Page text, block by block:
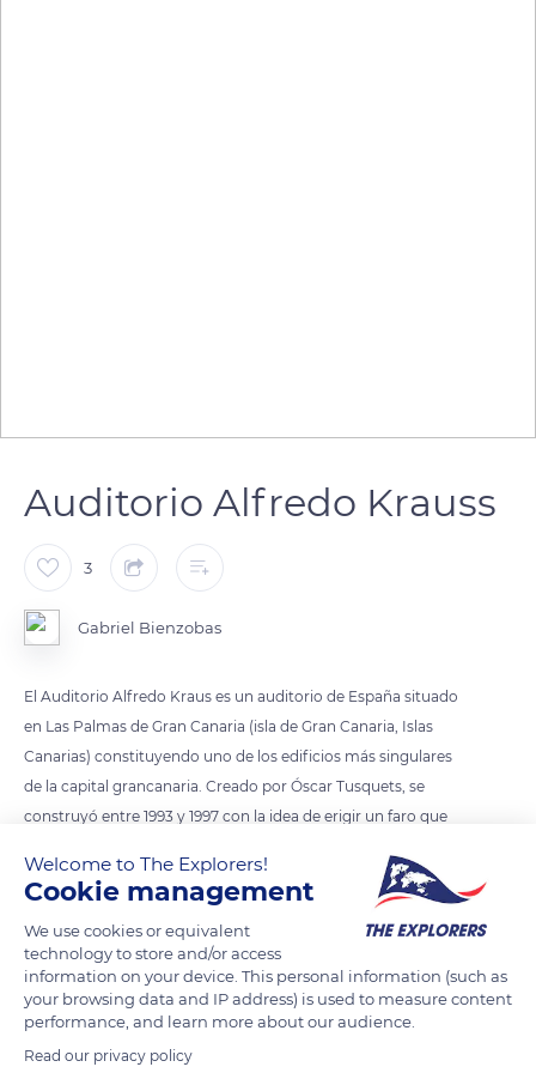
Auditorio Alfredo Krauss
3
Gabriel Bienzobas
El Auditorio Alfredo Kraus es un auditorio de España situado
en Las Palmas de Gran Canaria (isla de Gran Canaria, Islas
Canarias) constituyendo uno de los edificios más singulares
de la capital grancanaria. Creado por Óscar Tusquets, se
construyó entre 1993 y 1997 con la idea de erigir un faro que
En su sala principal, tras la orquesta se abre un enorme
ventanal que posibilita la vista del Atlántico mientras se asiste
a un concierto.
Welcome to The Explorers!
Cookie management
We use cookies or equivalent
technology to store and/or access
information on your device. This personal information (such as
your browsing data and IP address) is used to measure content
performance, and learn more about our audience.
Read our privacy policy